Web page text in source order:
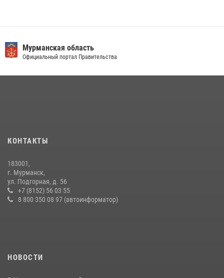
магазине - буфете
15 июля 2026, 14:01
Сотрудники вневедомственной охраны Росгвардии провели
практические тренировки в акватории Кольского залива
23 июля 2026, 09:28
Мурманская область
Официальный портал Правительства
КОНТАКТЫ
183001,
г. Мурманск,
ул. Подгорная, д. 56
+7 (8152) 56 03 55
8 800 350 08 97 (автоинформатор)
НОВОСТИ